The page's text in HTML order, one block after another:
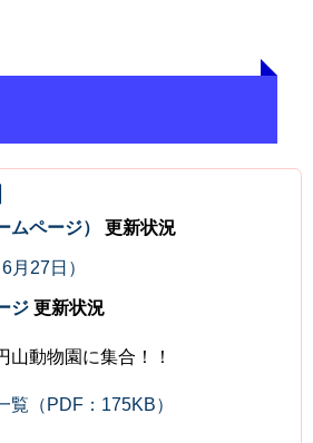
ムページ） 更新状況
月27日）
ジ 更新状況
山動物園に集合！！
（PDF：175KB）